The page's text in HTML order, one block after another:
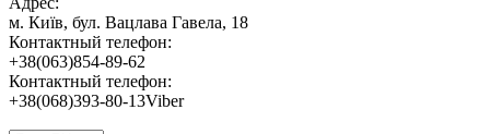
м. Київ, бул. Вацлава Гавела, 18
Контактный телефон:
+38(063)854-89-62
Контактный телефон:
+38(068)393-80-13Viber